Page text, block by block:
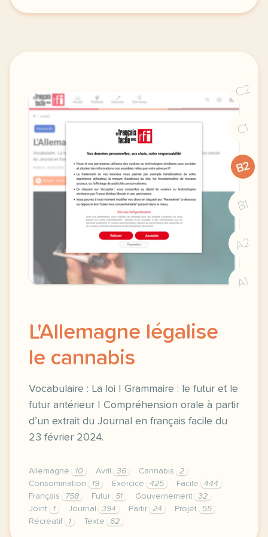
C2
C1
B2
B1
A2
A1
L'Allemagne légalise
le cannabis
Vocabulaire : La loi | Grammaire : le futur et le
futur antérieur | Compréhension orale à partir
d’un extrait du Journal en français facile du
23 février 2024.
Allemagne 10 Avril 36 Cannabis
2
Consommation
19 Exercice 425 Facile
444
Français
758 Futur 51 Gouvernement
32
Joint
1 Journal 394 Partir 24 Projet
55
Récréatif
1 Texte 62